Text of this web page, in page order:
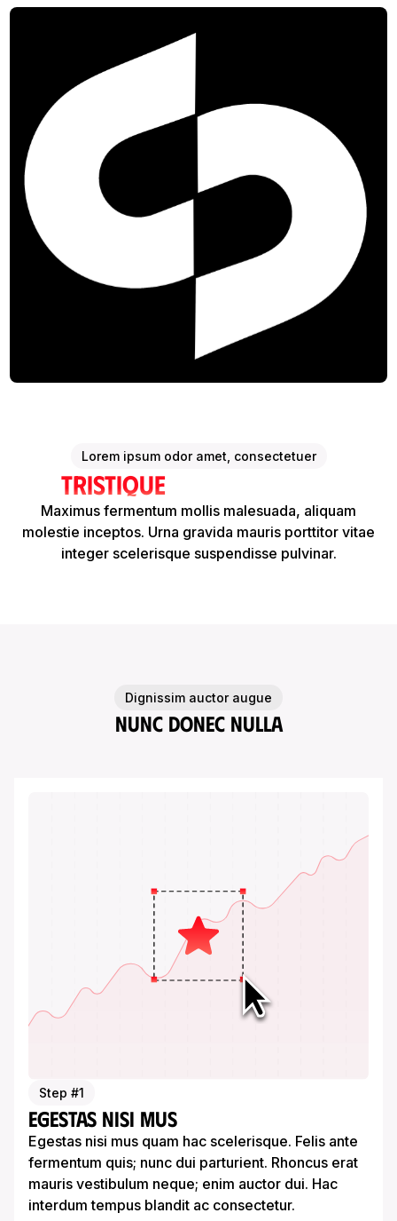
Lorem ipsum odor amet, consectetuer
Tristique
Maximus fermentum mollis malesuada, aliquam
molestie inceptos. Urna gravida mauris porttitor vitae
integer scelerisque suspendisse pulvinar.
Dignissim auctor augue
Nunc donec nulla
Step #1
Egestas nisi mus
Egestas nisi mus quam hac scelerisque. Felis ante
fermentum quis; nunc dui parturient. Rhoncus erat
mauris vestibulum neque; enim auctor dui. Hac
interdum tempus blandit ac consectetur.